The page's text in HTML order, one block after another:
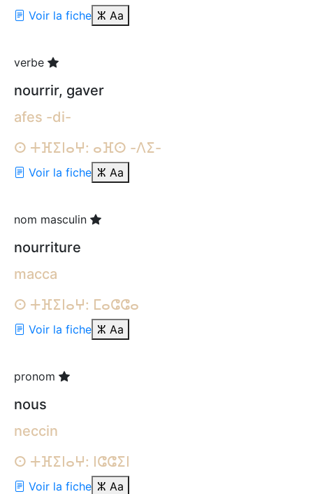
Voir la fiche ⵣ Aa
verbe
nourrir, gaver
afes -di-
ⵙ ⵜⴼⵉⵏⴰⵖ: ⴰⴼⵙ -ⴷⵉ-
Voir la fiche ⵣ Aa
nom masculin
nourriture
macca
ⵙ ⵜⴼⵉⵏⴰⵖ: ⵎⴰⵛⵛⴰ
Voir la fiche ⵣ Aa
pronom
nous
neccin
ⵙ ⵜⴼⵉⵏⴰⵖ: ⵏⵛⵛⵉⵏ
Voir la fiche ⵣ Aa